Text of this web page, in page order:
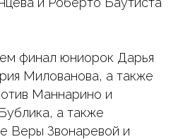
финал юниорок Дарья
Милованова, а также
Маннарино и
а также
Веры Звонаревой и